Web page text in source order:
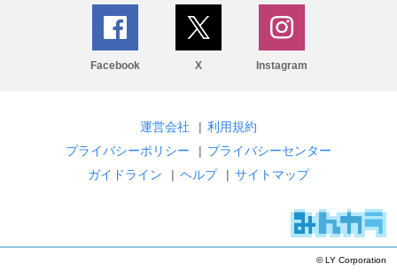
Facebook X Instagram
運営会社 | 利用規約
プライバシーポリシー
| プライバシーセンター
ガイドライン
| ヘルプ | サイトマップ
© LY Corporation